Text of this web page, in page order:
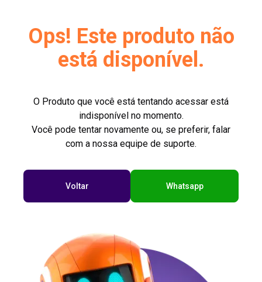
Ops! Este produto não
está disponível.
O Produto que você está tentando acessar está
indisponível no momento.
Você pode tentar novamente ou, se preferir, falar
com a nossa equipe de suporte.
Voltar Whatsapp